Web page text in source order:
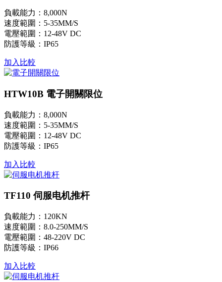
負載能力：8,000N
速度範圍：5-35MM/S
電壓範圍：12-48V DC
防護等級：IP65
加入比較
HTW10B 電子開關限位
負載能力：8,000N
速度範圍：5-35MM/S
電壓範圍：12-48V DC
防護等級：IP65
加入比較
TF110 伺服电机推杆
負載能力：120KN
速度範圍：8.0-250MM/S
電壓範圍：48-220V DC
防護等級：IP66
加入比較